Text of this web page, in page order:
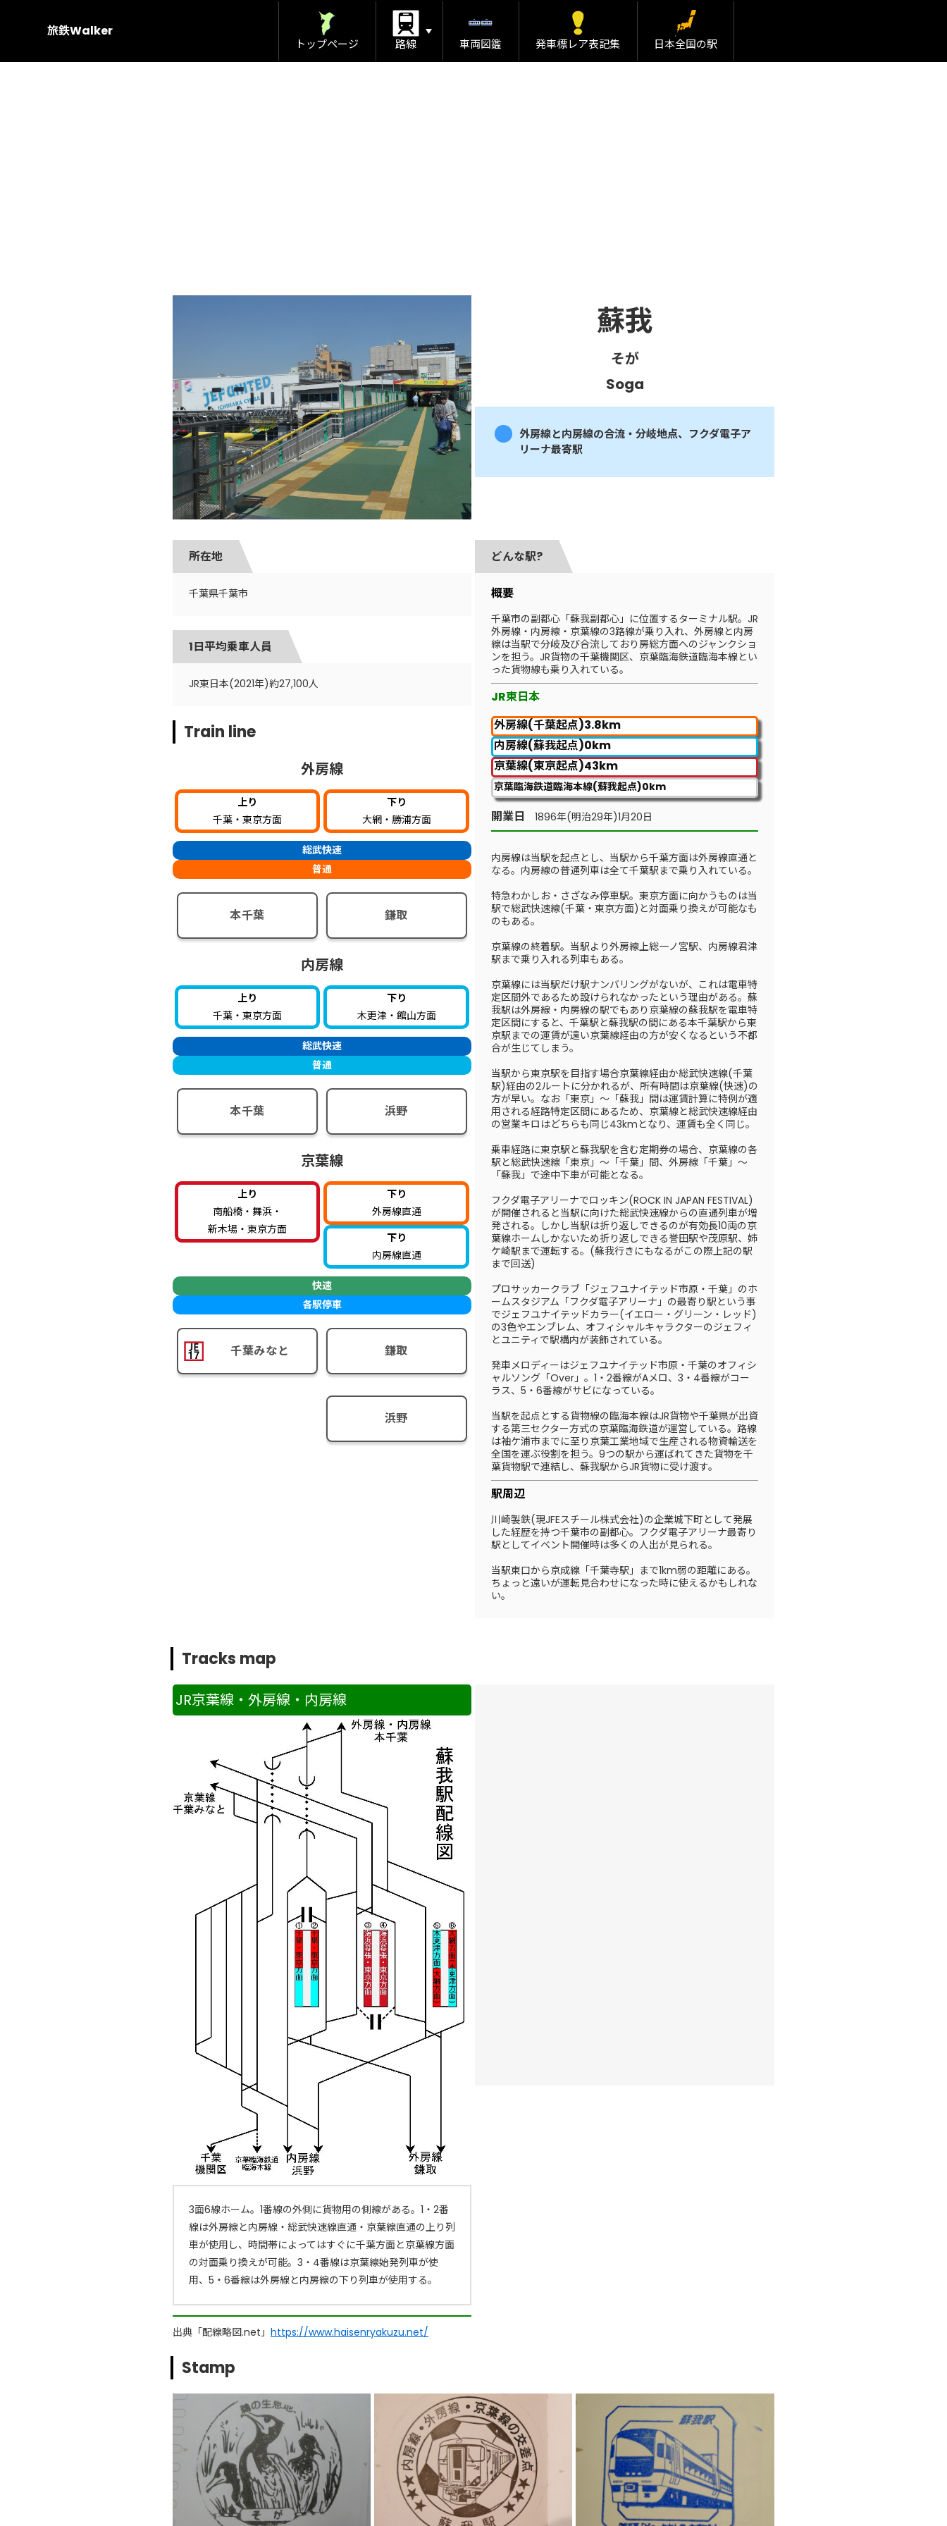
旅鉄Walker
トップページ 路線 車両図鑑 発車標レア表記集 日本全国の駅
蘇我
そが
Soga
外房線と内房線の合流・分岐地点、フクダ電子ア
リーナ最寄駅
所在地
千葉県千葉市
1日平均乗車人員
JR東日本(2021年)約27,100人
Train line
外房線
上り
千葉・東京方面
下り
大網・勝浦方面
総武快速
普通
本千葉 鎌取
内房線
上り
千葉・東京方面
下り
木更津・館山方面
総武快速
普通
本千葉 浜野
京葉線
上り
南船橋・舞浜・
新木場・東京方面
下り
外房線直通
下り
内房線直通
快速
各駅停車
千葉みなと 鎌取
浜野
どんな駅?
概要
千葉市の副都心「蘇我副都心」に位置するターミナル駅。JR
外房線・内房線・京葉線の3路線が乗り入れ、外房線と内房
線は当駅で分岐及び合流しており房総方面へのジャンクショ
ンを担う。JR貨物の千葉機関区、京葉臨海鉄道臨海本線とい
った貨物線も乗り入れている。
JR東日本
外房線(千葉起点)3.8km
内房線(蘇我起点)0km
京葉線(東京起点)43km
京葉臨海鉄道臨海本線(蘇我起点)0km
開業日 1896年(明治29年)1月20日
内房線は当駅を起点とし、当駅から千葉方面は外房線直通と
なる。内房線の普通列車は全て千葉駅まで乗り入れている。
特急わかしお・さざなみ停車駅。東京方面に向かうものは当
駅で総武快速線(千葉・東京方面)と対面乗り換えが可能なも
のもある。
京葉線の終着駅。当駅より外房線上総一ノ宮駅、内房線君津
駅まで乗り入れる列車もある。
京葉線には当駅だけ駅ナンバリングがないが、これは電車特
定区間外であるため設けられなかったという理由がある。蘇
我駅は外房線・内房線の駅でもあり京葉線の蘇我駅を電車特
定区間にすると、千葉駅と蘇我駅の間にある本千葉駅から東
京駅までの運賃が遠い京葉線経由の方が安くなるという不都
合が生じてしまう。
当駅から東京駅を目指す場合京葉線経由か総武快速線(千葉
駅)経由の2ルートに分かれるが、所有時間は京葉線(快速)の
方が早い。なお「東京」～「蘇我」間は運賃計算に特例が適
用される経路特定区間にあるため、京葉線と総武快速線経由
の営業キロはどちらも同じ43kmとなり、運賃も全く同じ。
乗車経路に東京駅と蘇我駅を含む定期券の場合、京葉線の各
駅と総武快速線「東京」～「千葉」間、外房線「千葉」～
「蘇我」で途中下車が可能となる。
フクダ電子アリーナでロッキン(ROCK IN JAPAN FESTIVAL)
が開催されると当駅に向けた総武快速線からの直通列車が増
発される。しかし当駅は折り返しできるのが有効長10両の京
葉線ホームしかないため折り返しできる誉田駅や茂原駅、姉
ケ崎駅まで運転する。(蘇我行きにもなるがこの際上記の駅
まで回送)
プロサッカークラブ「ジェフユナイテッド市原・千葉」のホ
ームスタジアム「フクダ電子アリーナ」の最寄り駅という事
でジェフユナイテッドカラー(イエロー・グリーン・レッド)
の3色やエンブレム、オフィシャルキャラクターのジェフィ
とユニティで駅構内が装飾されている。
発車メロディーはジェフユナイテッド市原・千葉のオフィシ
ャルソング「Over」。1・2番線がAメロ、3・4番線がコー
ラス、5・6番線がサビになっている。
当駅を起点とする貨物線の臨海本線はJR貨物や千葉県が出資
する第三セクター方式の京葉臨海鉄道が運営している。路線
は袖ケ浦市までに至り京葉工業地域で生産される物資輸送を
全国を運ぶ役割を担う。9つの駅から運ばれてきた貨物を千
葉貨物駅で連結し、蘇我駅からJR貨物に受け渡す。
駅周辺
川崎製鉄(現JFEスチール株式会社)の企業城下町として発展
した経歴を持つ千葉市の副都心。フクダ電子アリーナ最寄り
駅としてイベント開催時は多くの人出が見られる。
当駅東口から京成線「千葉寺駅」まで1km弱の距離にある。
ちょっと遠いが運転見合わせになった時に使えるかもしれな
い。
Tracks map
JR京葉線・外房線・内房線
3面6線ホーム。1番線の外側に貨物用の側線がある。1・2番
線は外房線と内房線・総武快速線直通・京葉線直通の上り列
車が使用し、時間帯によってはすぐに千葉方面と京葉線方面
の対面乗り換えが可能。3・4番線は京葉線始発列車が使
用、5・6番線は外房線と内房線の下り列車が使用する。
出典「配線略図.net」 https://www.haisenryakuzu.net/
Stamp